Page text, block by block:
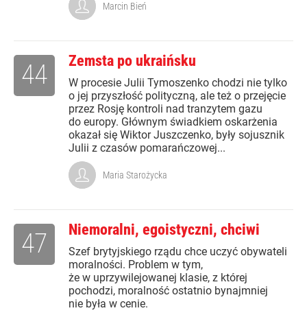
Marcin Bień
Zemsta po ukraińsku
W procesie Julii Tymoszenko chodzi nie tylko
o jej przyszłość polityczną, ale też o przejęcie
przez Rosję kontroli nad tranzytem gazu
do europy. Głównym świadkiem oskarżenia
okazał się Wiktor Juszczenko, były sojusznik
Julii z czasów pomarańczowej...
44
Maria Starożycka
Niemoralni, egoistyczni, chciwi
Szef brytyjskiego rządu chce uczyć obywateli
moralności. Problem w tym,
że w uprzywilejowanej klasie, z której
pochodzi, moralność ostatnio bynajmniej
nie była w cenie.
47